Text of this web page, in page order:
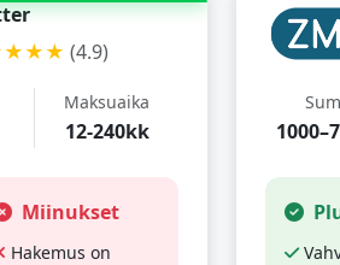
(4.9)
Maksuaika
12-240kk
Miinukset
Hakemus on